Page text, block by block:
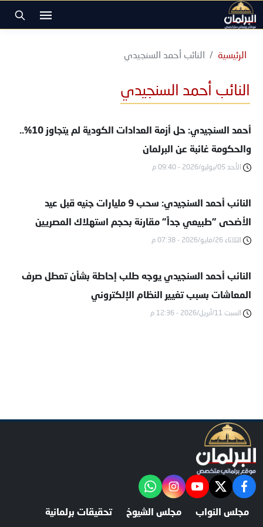
الرئيسية النائب أحمد السنجيدي
النائب أحمد السنجيدي
أحمد السنجيدي: حل أزمة العدادات الكودية لم يتجاوز 10%..
والحكومة غائبة عن البرلمان
الأحد 05/يوليو/2026 - 09:40 م
النائب أحمد السنجيدي: سحب 9 مليارات جنيه قبل عيد
الأضحى "طبيعي جداً" مقارنة بحجم استهلاك المصريين
الثلاثاء 26/مايو/2026 - 07:38 م
النائب أحمد السنجيدي يوجه طلب إحاطة بشأن تعطل صرف
المعاشات بسبب تغيير النظام الإلكتروني
السبت 11/أبريل/2026 - 12:36 م
facebook
twitter
youtube
instagram
"‎Follow the آخر خبر channel on WhatsApp:
مجلس النواب مجلس الشيوخ تحقيقات برلمانية